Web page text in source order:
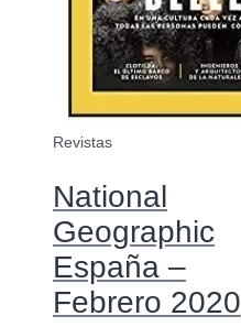
Revistas
National
Geographic
España –
Febrero 2020